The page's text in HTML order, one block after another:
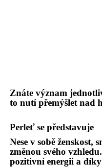
Znáte význam
to nutí přemýšlet nad
Perleť se představuje
Nese v sobě ženskost,
změnou svého
pozitivní energii a